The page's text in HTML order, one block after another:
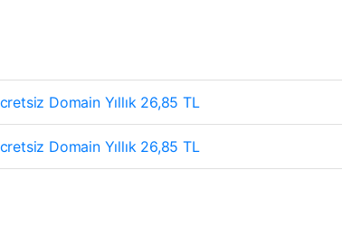
Domain Yıllık 26,85 TL
Domain Yıllık 26,85 TL